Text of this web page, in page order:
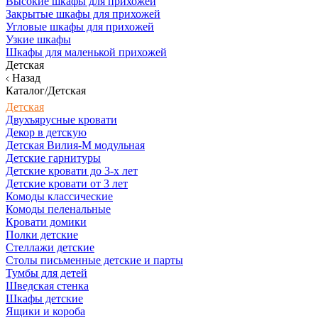
Закрытые шкафы для прихожей
Угловые шкафы для прихожей
Узкие шкафы
Шкафы для маленькой прихожей
Детская
Назад
Каталог/Детская
Детская
Двухъярусные кровати
Декор в детскую
Детская Вилия-М модульная
Детские гарнитуры
Детские кровати до 3-х лет
Детские кровати от 3 лет
Комоды классические
Комоды пеленальные
Кровати домики
Полки детские
Стеллажи детские
Столы письменные детские и парты
Тумбы для детей
Шведская стенка
Шкафы детские
Ящики и короба